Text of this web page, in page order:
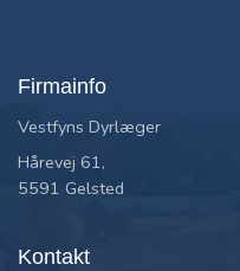
Firmainfo
Vestfyns Dyrlæger
Hårevej 61,
5591 Gelsted
Kontakt